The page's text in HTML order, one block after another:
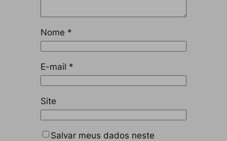
Nome *
E-mail *
Site
Salvar meus dados neste